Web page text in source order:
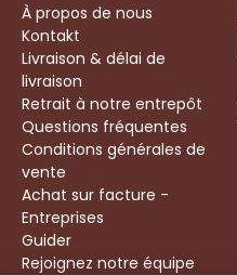
À propos de nous
Kontakt
Livraison & délai de
livraison
Retrait à notre entrepôt
Questions fréquentes
Conditions générales de
vente
Achat sur facture -
Entreprises
Guider
Rejoignez notre équipe